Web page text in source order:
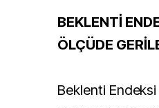
BEKLENTİ
ÖLÇÜDE
Beklenti Endeksi